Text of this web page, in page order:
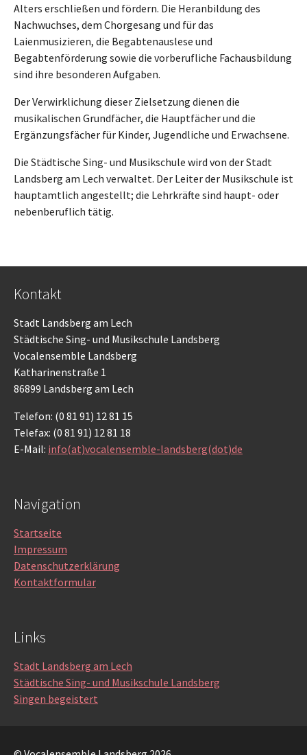
Alters erschließen und fördern. Die Heranbildung des
Nachwuchses, dem Chorgesang und für das
Laienmusizieren, die Begabtenauslese und
Begabtenförderung sowie die vorberufliche Fachausbildung
sind ihre besonderen Aufgaben.
Der Verwirklichung dieser Zielsetzung dienen die
musikalischen Grundfächer, die Hauptfächer und die
Ergänzungsfächer für Kinder, Jugendliche und Erwachsene.
Die Städtische Sing- und Musikschule wird von der Stadt
Landsberg am Lech verwaltet. Der Leiter der Musikschule ist
hauptamtlich angestellt; die Lehrkräfte sind haupt- oder
nebenberuflich tätig.
Kontakt
Stadt Landsberg am Lech
Städtische Sing- und Musikschule Landsberg
Vocalensemble Landsberg
Katharinenstraße 1
86899 Landsberg am Lech
Telefon: (0 81 91) 12 81 15
Telefax: (0 81 91) 12 81 18
E-Mail: info(at)vocalensemble-landsberg(dot)de
Navigation
Startseite
Impressum
Datenschutzerklärung
Kontaktformular
Links
Stadt Landsberg am Lech
Städtische Sing- und Musikschule Landsberg
Singen begeistert